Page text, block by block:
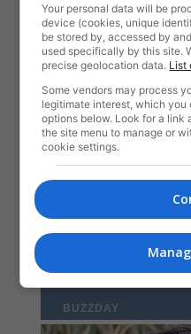
Your personal data will be
device (cookies, unique
be stored by, accessed by
used specifically by this site.
precise geolocation data. List
Some vendors may process
legitimate interest, which
options below. Look for a link
the site menu to manage or
cookie settings.